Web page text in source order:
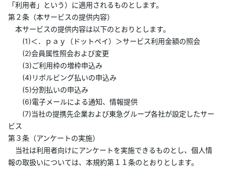
TOKYU POINTについて
便利なサービス
あんしんサポート
キャンペーン
よくあるご質問・お問合せ
サイト内検索
「利用者」という）に適用されるものとします。
第２条（本サービスの提供内容）
本サービスの提供内容は以下のとおりとします。
(1)＜．ｐａｙ（ドットペイ）＞サービス利用金額の照会
(2)会員属性照会および変更
(3)ご利用枠の増枠申込み
(4)リボルビング払いの申込み
(5)分割払いの申込み
(6)電子メールによる通知、情報提供
(7)当社の提携先企業および東急グループ各社が設定したサー
ビス
第３条（アンケートの実施）
当社は利用者向けにアンケートを実施できるものとし、個人情
報の取扱いについては、本規約第１１条のとおりとします。